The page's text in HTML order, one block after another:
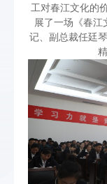
工对春江文化的
展了一场《春江
记、副总裁任廷